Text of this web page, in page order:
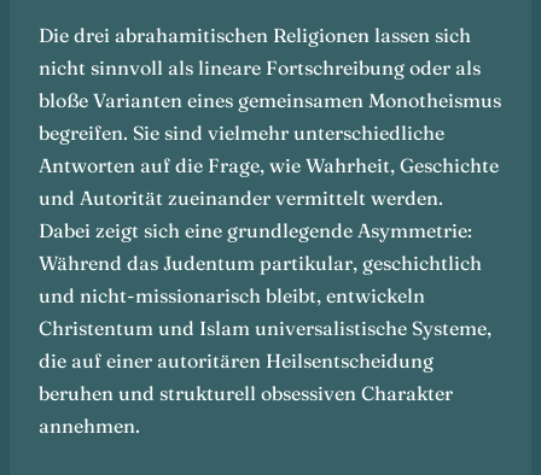
Die drei abrahamitischen Religionen lassen sich
nicht sinnvoll als lineare Fortschreibung oder als
bloße Varianten eines gemeinsamen Monotheismus
begreifen. Sie sind vielmehr unterschiedliche
Antworten auf die Frage, wie Wahrheit, Geschichte
und Autorität zueinander vermittelt werden.
Dabei zeigt sich eine grundlegende Asymmetrie:
Während das Judentum partikular, geschichtlich
und nicht-missionarisch bleibt, entwickeln
Christentum und Islam universalistische Systeme,
die auf einer autoritären Heilsentscheidung
beruhen und strukturell obsessiven Charakter
annehmen.